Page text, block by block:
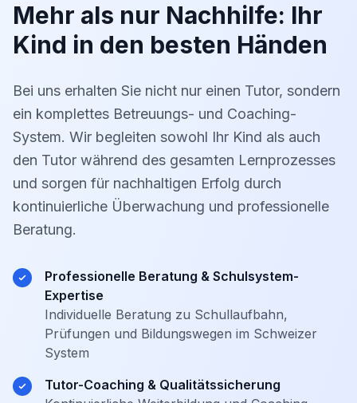
Mehr als nur Nachhilfe: Ihr
Kind in den besten Händen
Bei uns erhalten Sie nicht nur einen Tutor, sondern
ein komplettes Betreuungs- und Coaching-
System. Wir begleiten sowohl Ihr Kind als auch
den Tutor während des gesamten Lernprozesses
und sorgen für nachhaltigen Erfolg durch
kontinuierliche Überwachung und professionelle
Beratung.
Professionelle Beratung & Schulsystem-
Expertise
Individuelle Beratung zu Schullaufbahn,
Prüfungen und Bildungswegen im Schweizer
System
Tutor-Coaching & Qualitätssicherung